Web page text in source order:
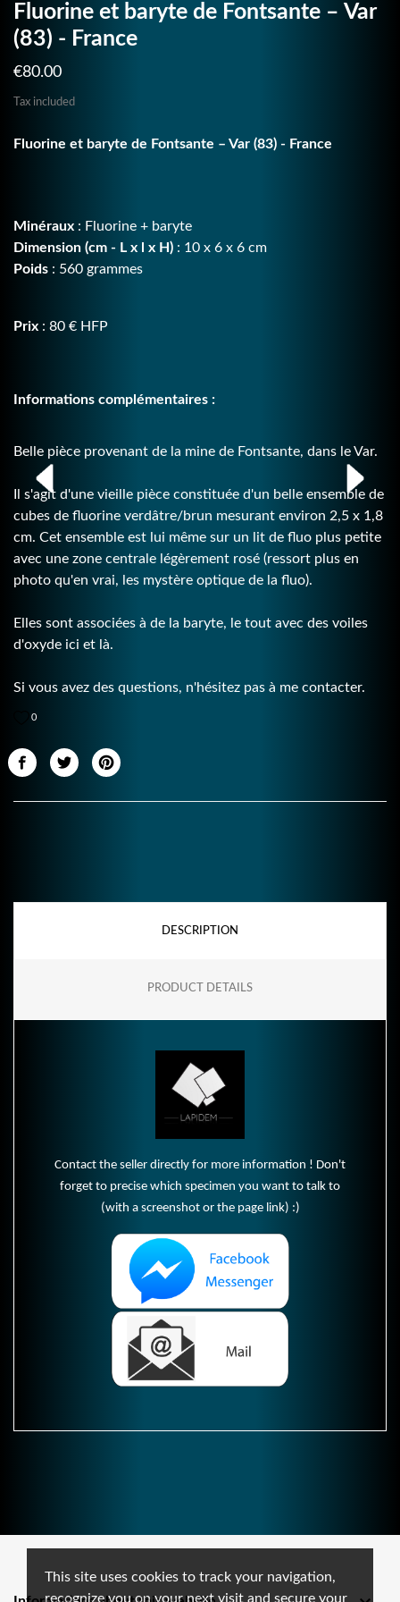
This site uses cookies to track your navigation,
recognize you on your next visit and secure your
Fluorine et baryte de Fontsante – Var
(83) - France
€80.00
Tax included
Fluorine et baryte de Fontsante – Var (83) - France
Minéraux : Fluorine + baryte
Dimension (cm - L x l x H) : 10 x 6 x 6 cm
Poids : 560 grammes
Prix : 80 € HFP
Informations complémentaires :
Belle pièce provenant de la mine de Fontsante, dans le Var.
Il s'agit d'une vieille pièce constituée d'un belle ensemble de
cubes de fluorine verdâtre/brun mesurant environ 2,5 x 1,8
cm. Cet ensemble est lui même sur un lit de fluo plus petite
avec une zone centrale légèrement rosé (ressort plus en
photo qu'en vrai, les mystère optique de la fluo).
Elles sont associées à de la baryte, le tout avec des voiles
d'oxyde ici et là.
Si vous avez des questions, n'hésitez pas à me contacter.
0
DESCRIPTION
PRODUCT DETAILS
Contact the seller directly for more information ! Don't
forget to precise which specimen you want to talk to
(with a screenshot or the page link) :)